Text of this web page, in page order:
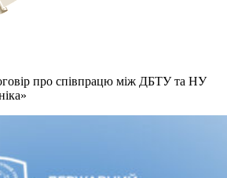
про співпрацю між ДБТУ та НУ